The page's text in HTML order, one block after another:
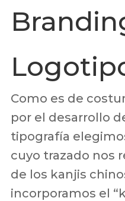
Como es de
por el desarrollo
tipografía
cuyo trazado nos
de los kanjis
incorporamos el